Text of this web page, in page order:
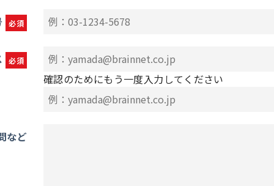
必須
必須
確認のためにもう一度入力してください
など